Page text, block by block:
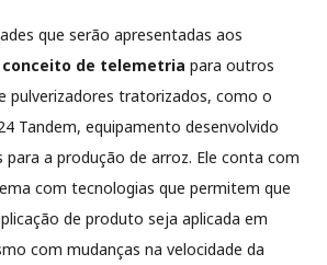
que serão apresentadas aos
conceito de telemetria para outros
pulverizadores tratorizados, como o
Tandem, equipamento desenvolvido
para a produção de arroz. Ele conta com
com tecnologias que permitem que
de produto seja aplicada em
com mudanças na velocidade da